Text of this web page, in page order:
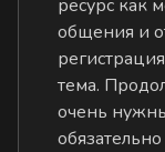
ресурс как
общения и
тема.
очень